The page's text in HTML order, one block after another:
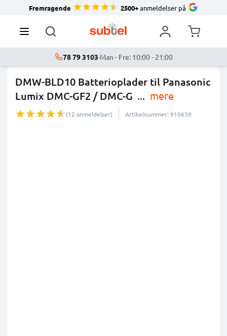
Fremragende 2500+anmeldelser på
78 79 3103·Man - Fre: 10:00 - 21:00
DMW-BLD10 Batterioplader til Panasonic
Lumix DMC-GF2 / DMC-G ... mere
(12 anmeldelser) Artikelnummer: 910639